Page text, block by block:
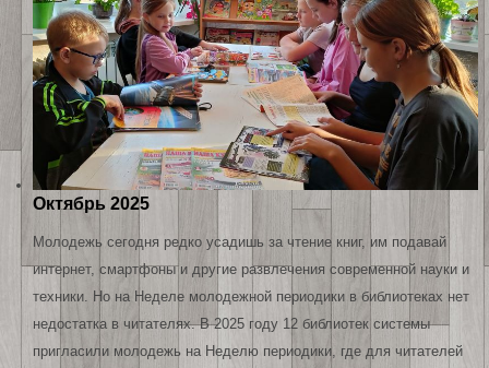
Октябрь 2025
Молодежь сегодня редко усадишь за чтение книг, им подавай
интернет, смартфоны и другие развлечения современной науки и
техники. Но на Неделе молодежной периодики в библиотеках нет
недостатка в читателях. В 2025 году 12 библиотек системы
пригласили молодежь на Неделю периодики, где для читателей